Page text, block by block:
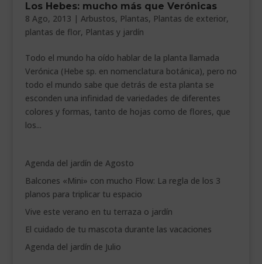
___________________________
VEURE EN CATALÀ
Los Hebes: mucho más que Verónicas
8 Ago, 2013 | Arbustos, Plantas, Plantas de exterior,
plantas de flor, Plantas y jardín
Todo el mundo ha oído hablar de la planta llamada
Verónica (Hebe sp. en nomenclatura botánica), pero no
todo el mundo sabe que detrás de esta planta se
esconden una infinidad de variedades de diferentes
colores y formas, tanto de hojas como de flores, que
los...
Agenda del jardín de Agosto
Balcones «Mini» con mucho Flow: La regla de los 3
planos para triplicar tu espacio
Vive este verano en tu terraza o jardín
El cuidado de tu mascota durante las vacaciones
Agenda del jardín de Julio